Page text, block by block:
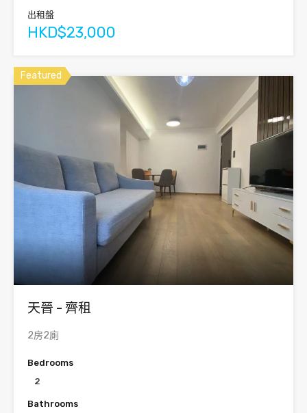
出租盤
HKD$23,000
Featured
天晉 - 齊租
2房2廁
Bedrooms
2
Bathrooms